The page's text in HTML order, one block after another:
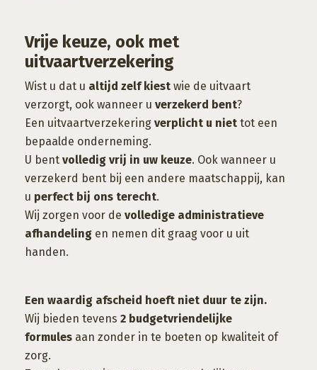
Vrije keuze, ook met
uitvaartverzekering
Wist u dat u altijd zelf kiest wie de uitvaart
verzorgt, ook wanneer u verzekerd bent?
Een uitvaartverzekering verplicht u niet tot een
bepaalde onderneming.
U bent volledig vrij in uw keuze. Ook wanneer u
verzekerd bent bij een andere maatschappij, kan
u perfect bij ons terecht.
Wij zorgen voor de volledige administratieve
afhandeling en nemen dit graag voor u uit
handen.
Een waardig afscheid hoeft niet duur te zijn.
Wij bieden tevens 2 budgetvriendelijke
formules aan zonder in te boeten op kwaliteit of
zorg.